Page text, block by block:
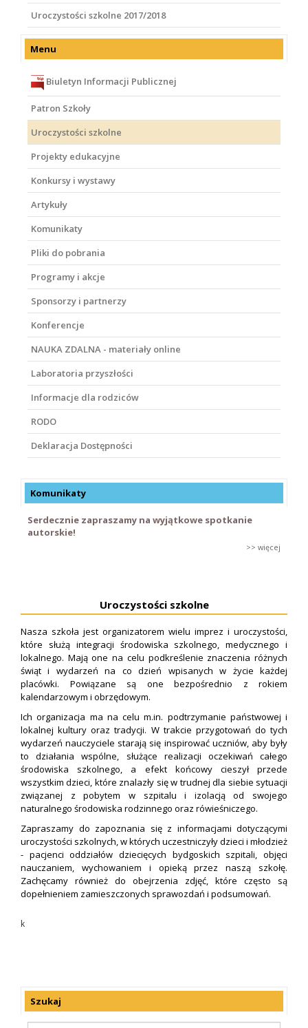
Uroczystości szkolne 2017/2018
Menu
Biuletyn Informacji Publicznej
Patron Szkoły
Uroczystości szkolne
Projekty edukacyjne
Konkursy i wystawy
Artykuły
Komunikaty
Pliki do pobrania
Programy i akcje
Sponsorzy i partnerzy
Konferencje
NAUKA ZDALNA - materiały online
Laboratoria przyszłości
Informacje dla rodziców
RODO
Deklaracja Dostępności
Komunikaty
Serdecznie zapraszamy na wyjątkowe spotkanie
autorskie!
>> więcej
Uroczystości szkolne
Nasza szkoła jest organizatorem wielu imprez i uroczystości,
które służą integracji środowiska szkolnego, medycznego i
lokalnego. Mają one na celu podkreślenie znaczenia różnych
świąt i wydarzeń na co dzień wpisanych w życie każdej
placówki. Powiązane są one bezpośrednio z rokiem
kalendarzowym i obrzędowym.
Ich organizacja ma na celu m.in. podtrzymanie państwowej i
lokalnej kultury oraz tradycji. W trakcie przygotowań do tych
wydarzeń nauczyciele starają się inspirować uczniów, aby były
to działania wspólne, służące realizacji oczekiwań całego
środowiska szkolnego, a efekt końcowy cieszył przede
wszystkim dzieci, które znalazły się w trudnej dla siebie sytuacji
związanej z pobytem w szpitalu i izolacją od swojego
naturalnego środowiska rodzinnego oraz rówieśniczego.
Zapraszamy do zapoznania się z informacjami dotyczącymi
uroczystości szkolnych, w których uczestniczyły dzieci i młodzież
- pacjenci oddziałów dziecięcych bydgoskich szpitali, objęci
nauczaniem, wychowaniem i opieką przez naszą szkołę.
Zachęcamy również do obejrzenia zdjęć, które często są
dopełnieniem zamieszczonych sprawozdań i podsumowań.
k
Szukaj